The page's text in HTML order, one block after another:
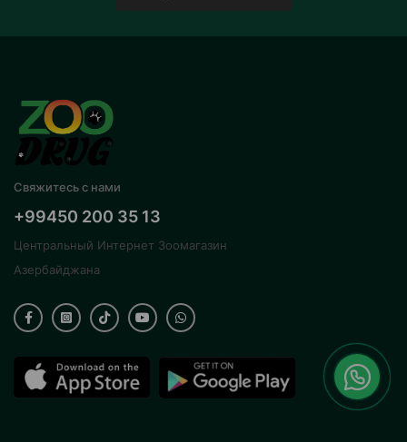
Свяжитесь с нами
+99450 200 35 13
Центральный Интернет Зоомагазин
Азербайджана